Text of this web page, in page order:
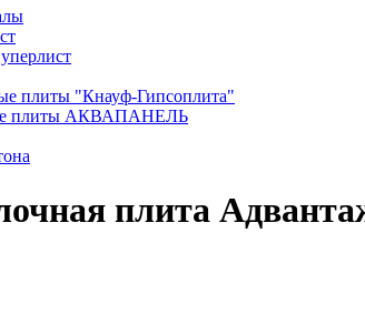
плиты "Кнауф-Гипсоплита"
плиты АКВАПАНЕЛЬ
плита